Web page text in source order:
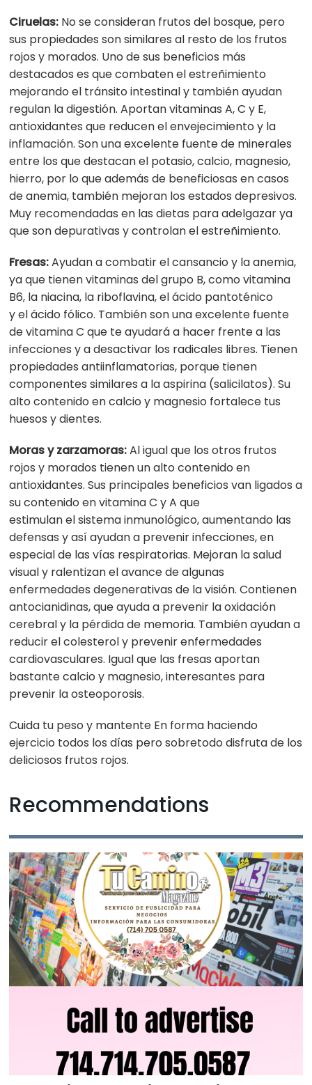
Ciruelas: No se consideran frutos del bosque, pero
sus propiedades son similares al resto de los frutos
rojos y morados. Uno de sus beneficios más
destacados es que combatenelestreñimiento
mejorandoel tránsito intestinal y también ayudan
regulan la digestión. Aportan vitaminas A, C y E,
antioxidantes que reducenelenvejecimiento y la
inflamación. Son una excelente fuente de minerales
entre los que destacanel potasio, calcio, magnesio,
hierro, por lo que además de beneficiosas en casos
de anemia, también mejoran los estados depresivos.
Muy recomendadas en las dietas para adelgazar ya
que son depurativas y controlanelestreñimiento.
Fresas:Ayudan a combatirelcansancio y la anemia,
ya que tienen vitaminas del grupo B, como vitamina
B6, la niacina, la riboflavina,elácido pantoténico
yelácido fólico. También son una excelente fuente
de vitamina C que te ayudará a hacer frente a las
infecciones y a desactivar los radicales libres. Tienen
propiedades antiinflamatorias, porque tienen
componentes similares a la aspirina (salicilatos). Su
alto contenido en calcio y magnesio fortalece tus
huesos y dientes.
Moras y zarzamoras:Al igual que los otros frutos
rojos y morados tienen un alto contenido en
antioxidantes. Sus principales beneficios van ligados a
su contenido en vitamina C y A que
estimulanelsistema inmunológico, aumentando las
defensas y así ayudan a prevenir infecciones, en
especial de las vías respiratorias. Mejoran la salud
visual y ralentizanelavance de algunas
enfermedades degenerativas de la visión. Contienen
antocianidinas, que ayuda a prevenir la oxidación
cerebral y la pérdida de memoria. También ayudan a
reducirelcolesterol y prevenir enfermedades
cardiovasculares. Igual que las fresas aportan
bastante calcio y magnesio, interesantes para
prevenir la osteoporosis.
Cuida tu peso y mantente En forma haciendo
ejercicio todos los días pero sobretodo disfruta de los
deliciosos frutos rojos.
Recommendations